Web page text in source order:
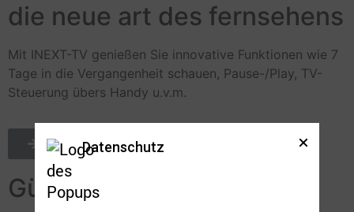
die neue art des fernsehens
Mit INEXT-TV genießen Sie innovative Funktionen wie 7
Tage in die Vergangenheit schauen, Pause-/Play, TV-
Steuerung übers Handy u.v.m.
mehr dazu
Günstiges telefonieren
Datenschutz